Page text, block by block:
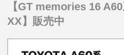
【GT memories 16
XX】販売中